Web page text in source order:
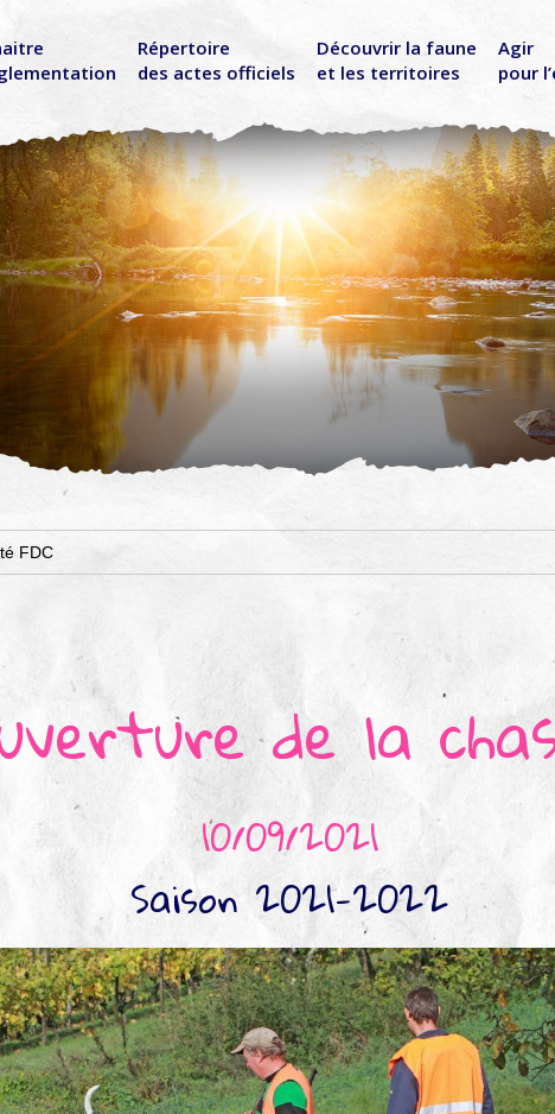
Répertoire
des actes officiels
Découvrir la faune
et les territoires
Agir
pour
FDC
de la
10/09/2021
Saison 2021-2022